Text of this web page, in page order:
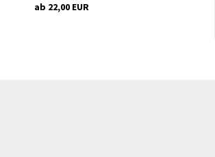
ab 22,00 EUR